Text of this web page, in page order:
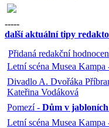
-----
další aktuální tipy
Přidaná redakční
Letní scéna Musea Kampa
Divadlo A. Dvořáka
Kateřina Vodáková
Pomezí - Dům v jabloních
Letní scéna Musea Kampa